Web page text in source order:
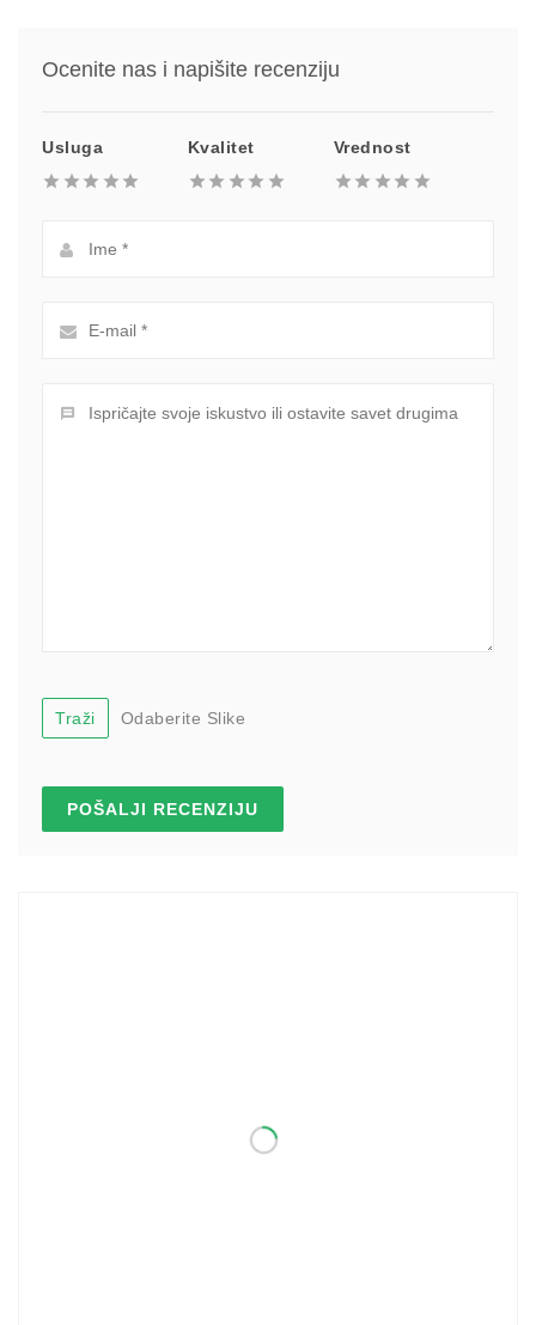
Ocenite nas i napišite recenziju
Usluga Kvalitet Vrednost
Traži Odaberite Slike